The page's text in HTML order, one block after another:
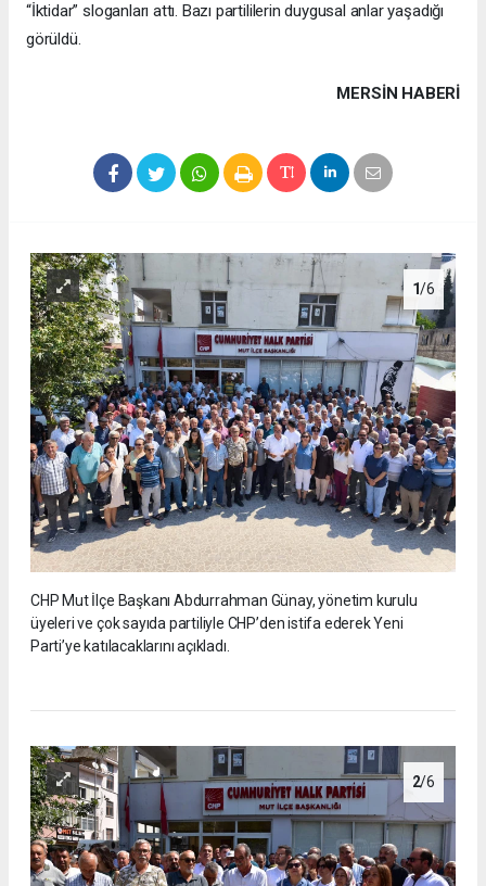
“İktidar” sloganları attı. Bazı partililerin duygusal anlar yaşadığı
görüldü.
MERSIN HABERİ
1/6
CHP Mut İlçe Başkanı Abdurrahman Günay, yönetim kurulu
üyeleri ve çok sayıda partiliyle CHP’den istifa ederek Yeni
Parti’ye katılacaklarını açıkladı.
2/6